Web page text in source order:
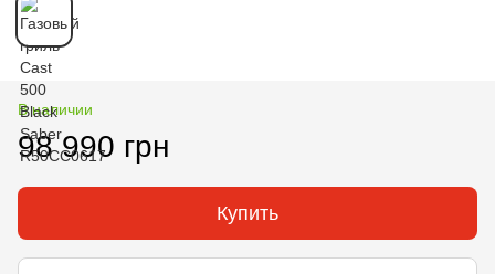
В наличии
98 990 грн
Купить